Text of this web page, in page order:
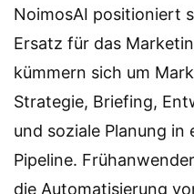
NoimosAI positioniert
Ersatz für das
kümmern sich um
Strategie, Briefing,
und soziale Planung
Pipeline.
die Automatisierung